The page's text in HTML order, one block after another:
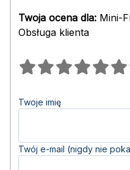
Twoja ocena dla: Mini-
Obsługa klienta
Twoje imię
Twój e-mail (nigdy nie